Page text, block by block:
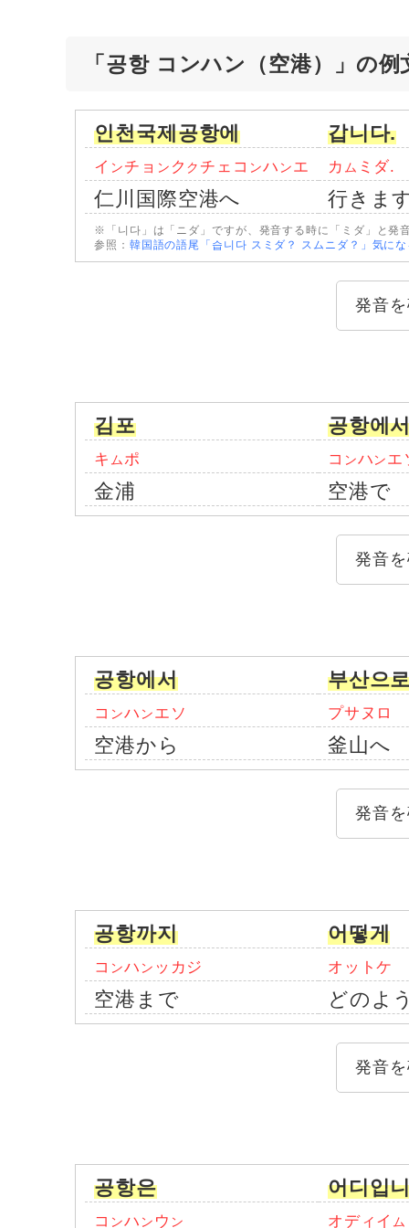
「공항 コンハン（空港）」の
인천국제공항에 갑니다.
イ ンチョ ン ク ク チェコ ンハ ンエ カ ム ミダ.
仁川国際空港へ 行きま
※「니다」は「ニダ」ですが、発音する時に「ミダ」と発
参照： 韓国語の語尾「습니다 スミダ？ スムニダ？」気に
発音
김포 공항에
キ ム ポ コ ンハンエ
金浦 空港で
発音
공항에서 부산으
コ ンハ ンエソ プサヌロ
空港から 釜山へ
発音
공항까지 어떻게
コ ンハ ン ッカジ オットケ
空港まで どのよ
発音
공항은 어디입
コ ンハ ン ウ ン オディイ ム